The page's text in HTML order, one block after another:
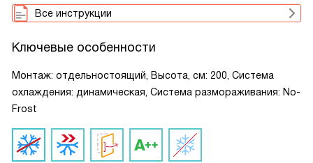
Все инструкции
Ключевые особенности
Монтаж: отдельностоящий, Высота, см: 200, Система
охлаждения: динамическая, Система размораживания: No-
Frost